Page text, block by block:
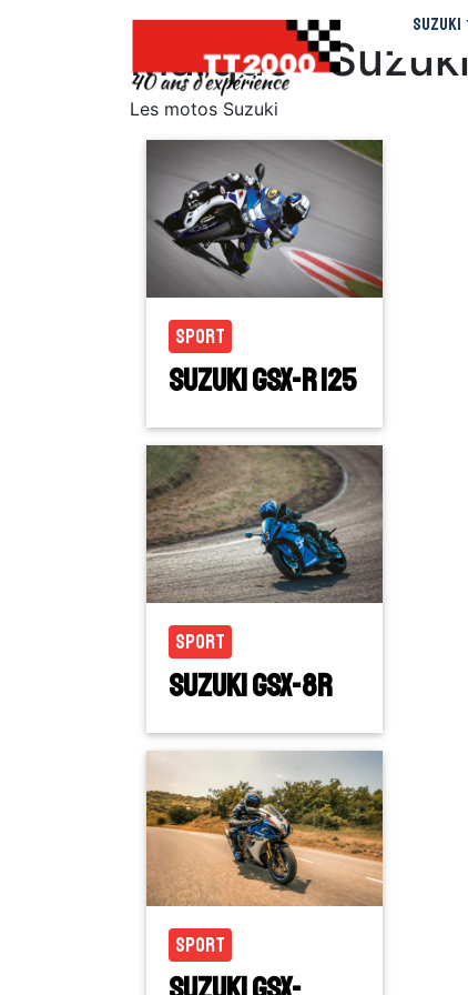
Suzuki
Marque :Suzuki
Les motos Suzuki
Sport
Suzuki GSX-R 125
Sport
Suzuki GSX-8R
Sport